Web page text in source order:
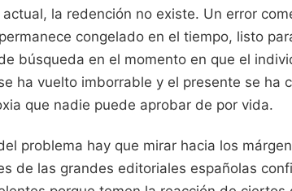
la redención no existe. Un error
congelado en el tiempo, listo
búsqueda en el momento en que el
ha vuelto imborrable y el presente se ha
que nadie puede aprobar de por vida.
problema hay que mirar hacia los
de las grandes editoriales españolas